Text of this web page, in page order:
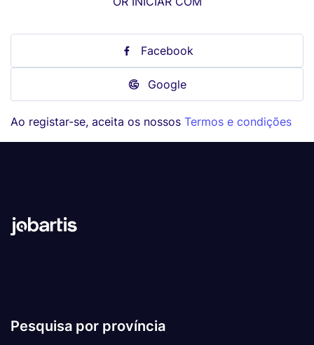
Facebook
Google
Ao registar-se, aceita os nossos Termos e condições
Pesquisa por província